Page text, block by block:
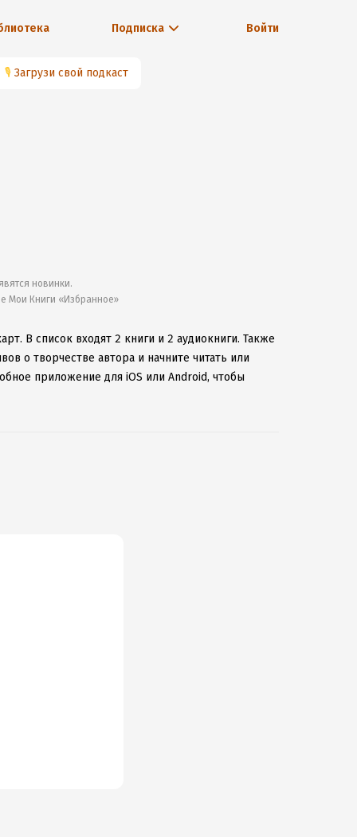
Подписка Войти
🎙 Загрузи свой подкаст
новинки.
Мои Книги «Избранное»
В список входят 2 книги и 2 аудиокниги. Также
о творчестве автора и начните читать или
приложение для iOS или Android, чтобы